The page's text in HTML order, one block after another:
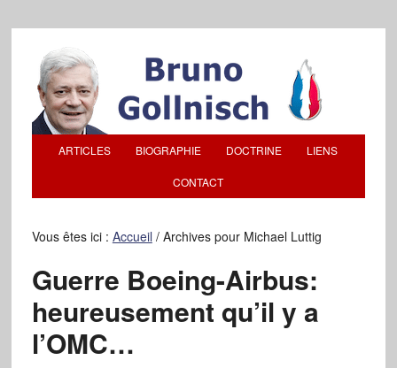
ARTICLES BIOGRAPHIE DOCTRINE LIENS
CONTACT
Vous êtes ici : Accueil /Archives pour Michael Luttig
Guerre Boeing-Airbus:
heureusement qu’il y a
l’OMC…